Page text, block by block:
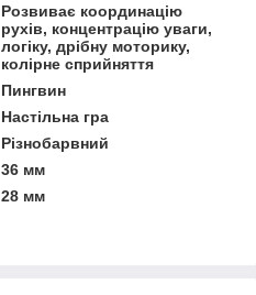
Розвиває координацію
рухів, концентрацію уваги,
логіку, дрібну моторику,
колірне сприйняття
Пингвин
Настільна гра
Різнобарвний
36 мм
28 мм